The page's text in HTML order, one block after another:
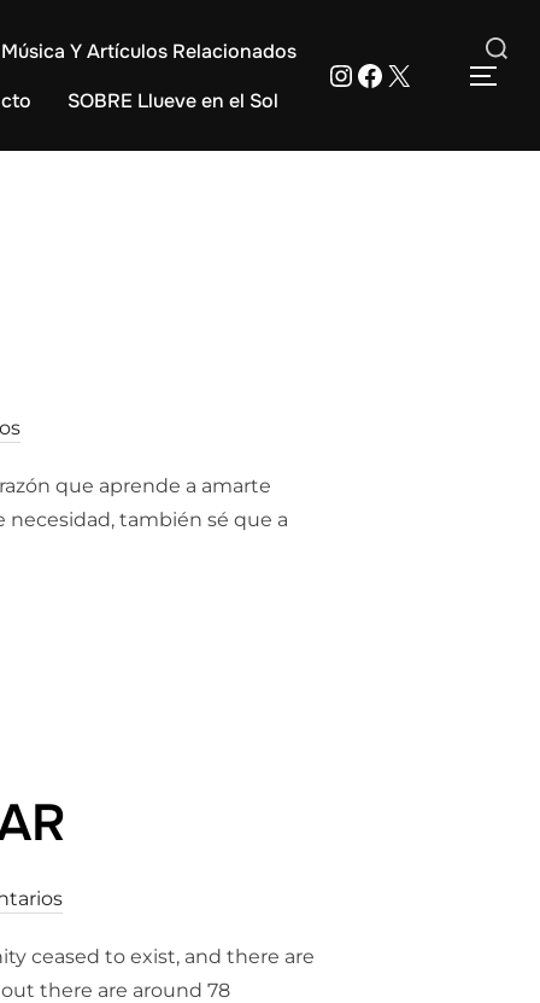
Música Y Artículos Relacionados
SOBRE Llueve en el Sol
Instagram
Facebook
X Buscar:
que aprende a amarte
necesidad, también sé que a
ceased to exist, and there are
there are around 78